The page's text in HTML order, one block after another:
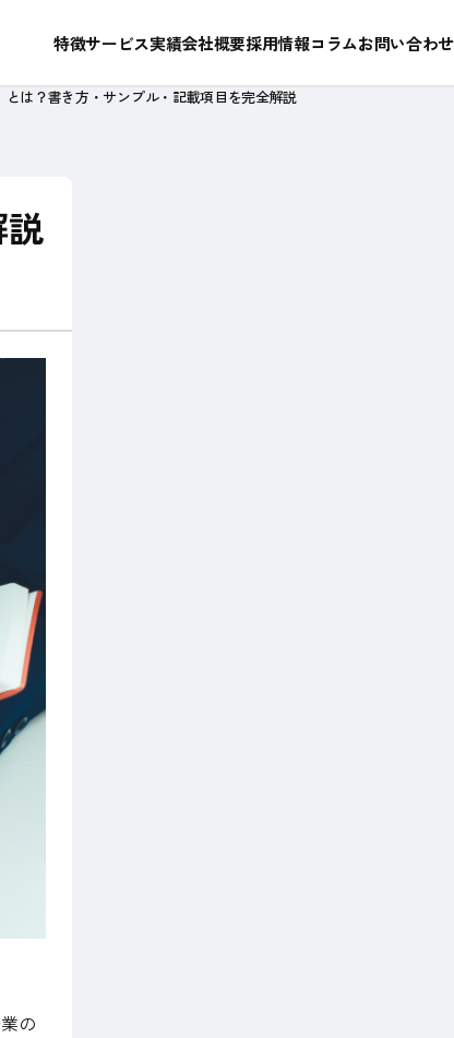
特徴サービス実績会社概要採用情報コラムお問い合わせ
私たちが選ばれ続けている理由
とは？書き方・サンプル・記載項目を完全解説
の